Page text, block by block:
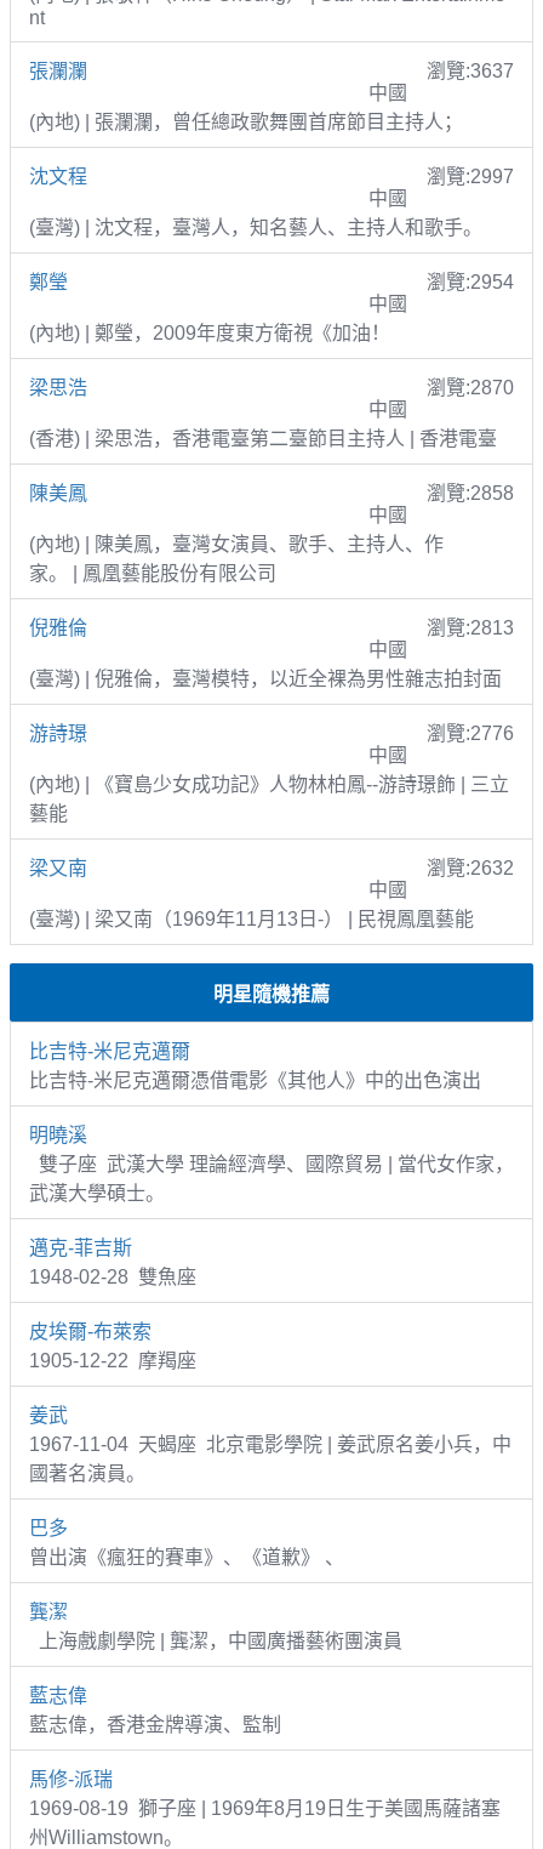
nt
張瀾瀾
瀏覽:3637
中國
(內地) | 張瀾瀾，曾任總政歌舞團首席節目主持人；
沈文程
瀏覽:2997
中國
(臺灣) | 沈文程，臺灣人，知名藝人、主持人和歌手。
鄭瑩
瀏覽:2954
中國
(內地) | 鄭瑩，2009年度東方衛視《加油！
梁思浩
瀏覽:2870
中國
(香港) | 梁思浩，香港電臺第二臺節目主持人 | 香港電臺
陳美鳳
瀏覽:2858
中國
(內地) | 陳美鳳，臺灣女演員、歌手、主持人、作
家。 | 鳳凰藝能股份有限公司
倪雅倫
瀏覽:2813
中國
(臺灣) | 倪雅倫，臺灣模特，以近全裸為男性雜志拍封面
游詩璟
瀏覽:2776
中國
(內地) | 《寶島少女成功記》人物林柏鳳--游詩璟飾 | 三立
藝能
梁又南
瀏覽:2632
中國
(臺灣) | 梁又南（1969年11月13日-） | 民視鳳凰藝能
明星隨機推薦
比吉特-米尼克邁爾
比吉特-米尼克邁爾憑借電影《其他人》中的出色演出
明曉溪
雙子座 武漢大學 理論經濟學、國際貿易 | 當代女作家，
武漢大學碩士。
邁克-菲吉斯
1948-02-28 雙魚座
皮埃爾-布萊索
1905-12-22 摩羯座
姜武
1967-11-04 天蝎座 北京電影學院 | 姜武原名姜小兵，中
國著名演員。
巴多
曾出演《瘋狂的賽車》、《道歉》 、
龔潔
上海戲劇學院 | 龔潔，中國廣播藝術團演員
藍志偉
藍志偉，香港金牌導演、監制
馬修-派瑞
1969-08-19 獅子座 | 1969年8月19日生于美國馬薩諸塞
州Williamstown。